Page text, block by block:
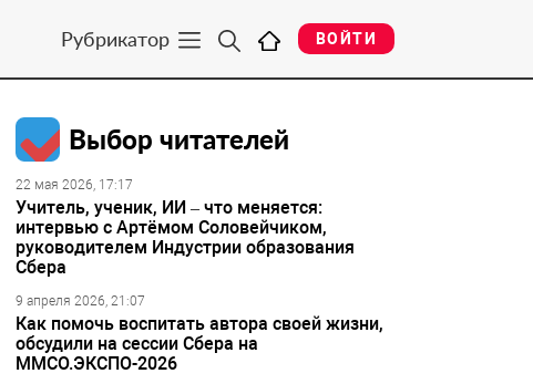
Рубрикатор ВОЙТИ
Выбор читателей
22 мая 2026, 17:17
Учитель, ученик, ИИ – что меняется:
интервью с Артёмом Соловейчиком,
руководителем Индустрии образования
Сбера
9 апреля 2026, 21:07
Как помочь воспитать автора своей жизни,
обсудили на сессии Сбера на
ММСО.ЭКСПО-2026